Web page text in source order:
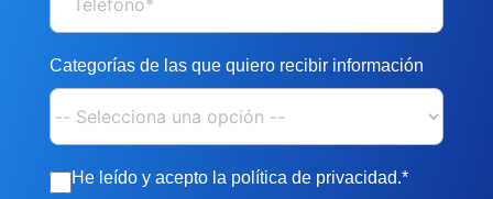
Categorías de las que quiero recibir información
He leído y acepto la política de privacidad.*